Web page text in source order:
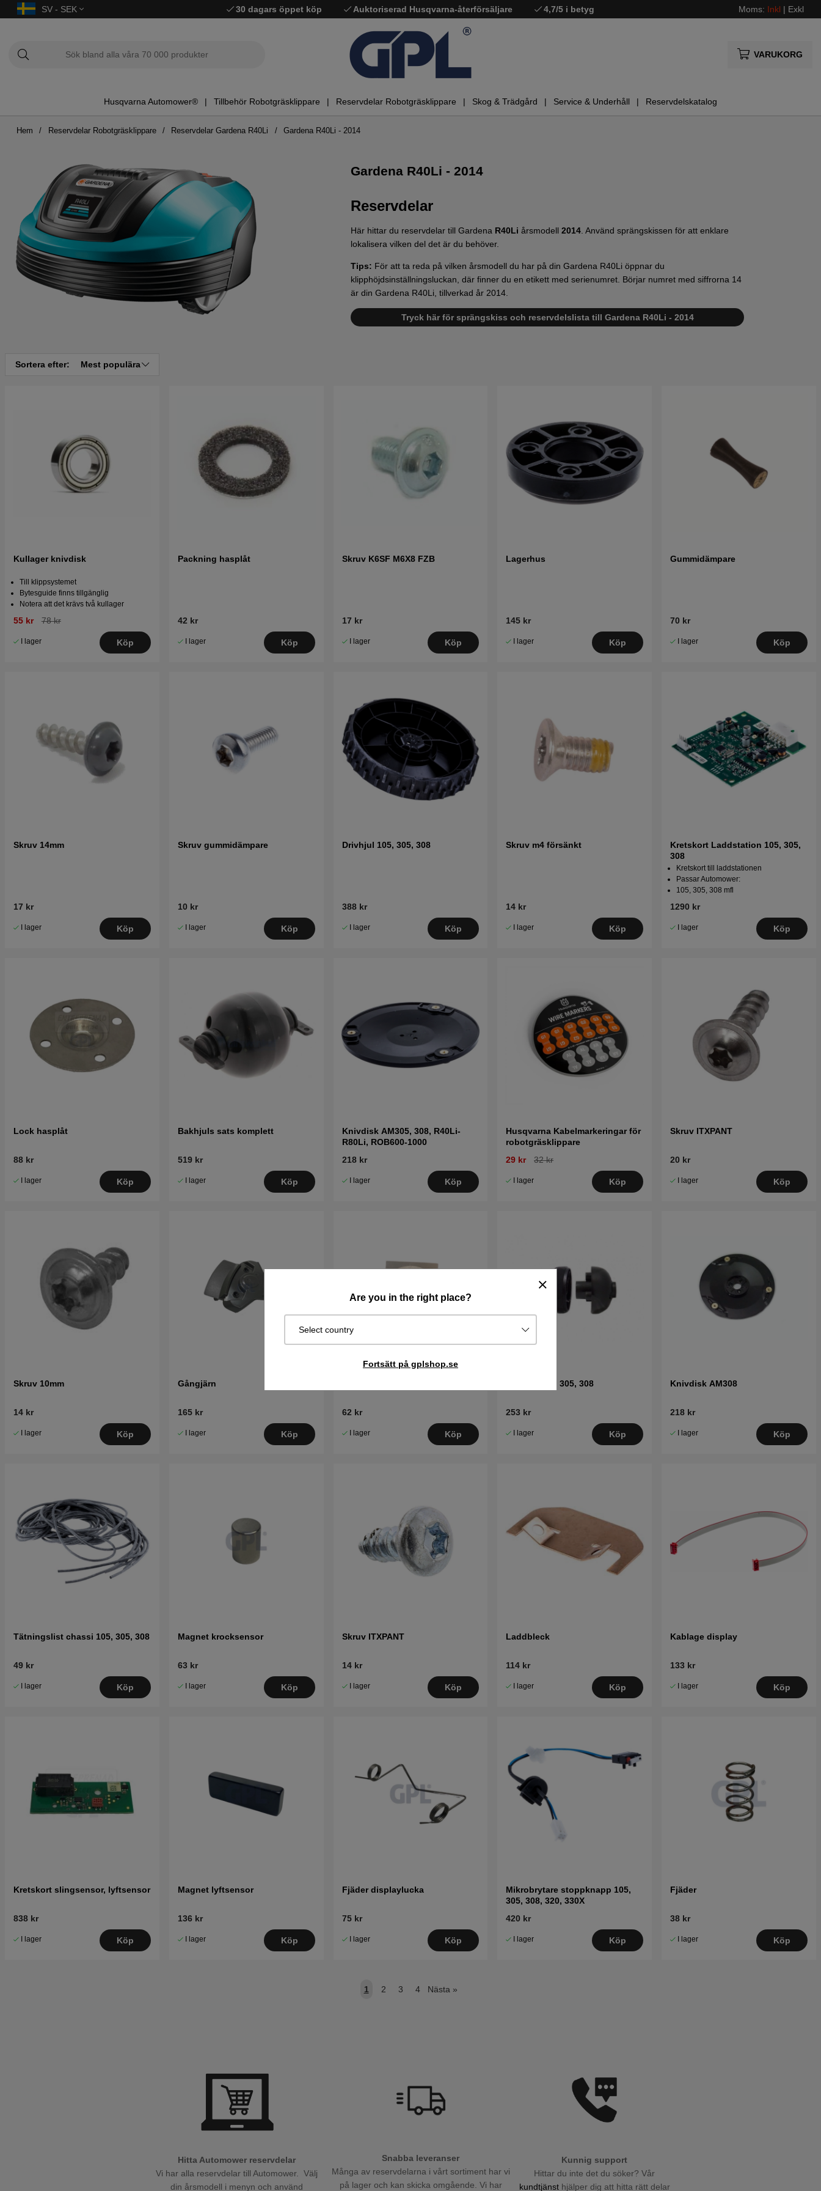
SV - SEK 30 dagars öppet köp Auktoriserad Husqvarna-återförsäljare 4,7/5 i betyg Moms: Inkl | Exkl
VARUKORG
Husqvarna Automower® Tillbehör Robotgräsklippare Reservdelar Robotgräsklippare Skog & Trädgård Service & Underhåll Reservdelskatalog
Are you in the right place?
Select country
Fortsätt på gplshop.se
Hem Reservdelar Robotgräsklippare Reservdelar Gardena R40Li Gardena R40Li - 2014
Gardena R40Li - 2014
Reservdelar
Här hittar du reservdelar till Gardena R40Li årsmodell 2014. Använd sprängskissen för att enklare
lokalisera vilken del det är du behöver.
Tips: För att ta reda på vilken årsmodell du har på din Gardena R40Li öppnar du
klipphöjdsinställningsluckan, där finner du en etikett med serienumret. Börjar numret med siffrorna 14
är din Gardena R40Li, tillverkad år 2014.
Tryck här för sprängskiss och reservdelslista till Gardena R40Li - 2014
Sortera efter: Mest populära
Kullager knivdisk
Till klippsystemet
Bytesguide finns tillgänglig
Notera att det krävs två kullager
55 kr 78 kr
I lager Köp
Packning hasplåt
42 kr
I lager Köp
Skruv K6SF M6X8 FZB
17 kr
I lager Köp
Lagerhus
145 kr
I lager Köp
Gummidämpare
70 kr
I lager Köp
Skruv 14mm
17 kr
I lager Köp
Skruv gummidämpare
10 kr
I lager Köp
Drivhjul 105, 305, 308
388 kr
I lager Köp
Skruv m4 försänkt
14 kr
I lager Köp
Kretskort Laddstation 105, 305,
308
Kretskort till laddstationen
Passar Automower:
105, 305, 308 mfl
1290 kr
I lager Köp
Lock hasplåt
88 kr
I lager Köp
Bakhjuls sats komplett
519 kr
I lager Köp
Knivdisk AM305, 308, R40Li-
R80Li, ROB600-1000
218 kr
I lager Köp
Husqvarna Kabelmarkeringar för
robotgräsklippare
29 kr
32 kr
I lager Köp
Skruv ITXPANT
20 kr
I lager Köp
Skruv 10mm
14 kr
I lager Köp
Gångjärn
165 kr
I lager Köp
62 kr
I lager Köp
Bakhjul 105, 305, 308
253 kr
I lager Köp
Knivdisk AM308
218 kr
I lager Köp
Tätningslist chassi 105, 305, 308
49 kr
I lager Köp
Magnet krocksensor
63 kr
I lager Köp
Skruv ITXPANT
14 kr
I lager Köp
Laddbleck
114 kr
I lager Köp
Kablage display
133 kr
I lager Köp
Kretskort slingsensor, lyftsensor
838 kr
I lager Köp
Magnet lyftsensor
136 kr
I lager Köp
Fjäder displaylucka
75 kr
I lager Köp
Mikrobrytare stoppknapp 105,
305, 308, 320, 330X
420 kr
I lager Köp
Fjäder
38 kr
I lager Köp
1 2 3 4 Nästa »
Hitta Automower reservdelar
Vi har alla reservdelar till Automower. Välj
din årsmodell i menyn och använd
Snabba leveranser
Många av reservdelarna i vårt sortiment har vi
på lager och kan skicka omgående. Vi har
Kunnig support
Hittar du inte det du söker? Vår
kundtjänsthjälper dig att hitta rätt delar